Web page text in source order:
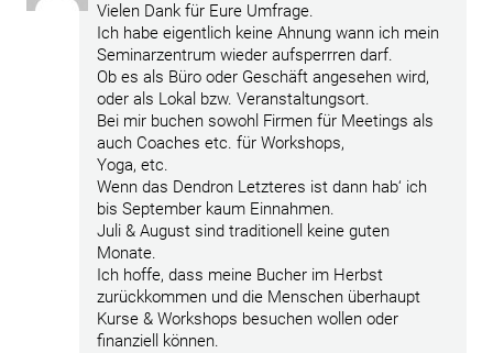
Vielen Dank für Eure Umfrage.
Ich habe eigentlich keine Ahnung wann ich mein
Seminarzentrum wieder aufsperrren darf.
Ob es als Büro oder Geschäft angesehen wird,
oder als Lokal bzw. Veranstaltungsort.
Bei mir buchen sowohl Firmen für Meetings als
auch Coaches etc. für Workshops,
Yoga, etc.
Wenn das Dendron Letzteres ist dann hab‘ ich
bis September kaum Einnahmen.
Juli & August sind traditionell keine guten
Monate.
Ich hoffe, dass meine Bucher im Herbst
zurückkommen und die Menschen überhaupt
Kurse & Workshops besuchen wollen oder
finanziell können.